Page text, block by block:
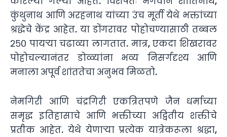
कुंथुनाथ आणि अरहनाथ यांच्या उंच मूर्ती येथे भक्तांच्या
श्रद्धेचे केंद्र आहेत. या डोंगरावर पोहोचण्यासाठी तब्बल
२५० पायऱ्या चढाव्या लागतात. मात्र, एकदा शिखरावर
पोहोचल्यानंतर डोळ्यांना भव्य निसर्गदृश्य आणि
मनाला अपूर्व शांततेचा अनुभव मिळतो.
नेमगिरी आणि चंद्रगिरी एकत्रितपणे जैन धर्माच्या
समृद्ध इतिहासाचे आणि भक्तीच्या अद्वितीय शक्तीचे
प्रतीक आहेत. येथे येणाऱ्या प्रत्येक यात्रेकरूला श्रद्धा,